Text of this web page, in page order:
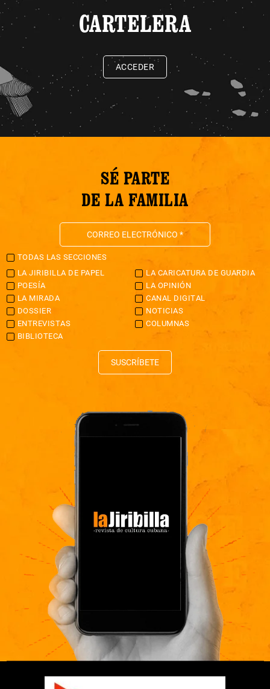
CARTELERA
ACCEDER
SÉ PARTE
DE LA FAMILIA
TODAS LAS SECCIONES
LA JIRIBILLA DE PAPEL
LA CARICATURA DE GUARDIA
POESÍA
LA OPINIÓN
LA MIRADA
CANAL DIGITAL
DOSSIER
NOTICIAS
ENTREVISTAS
COLUMNAS
BIBLIOTECA
SUSCRÍBETE